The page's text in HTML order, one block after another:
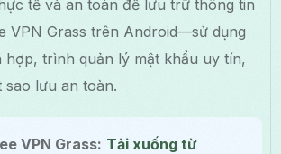
tế và an toàn để lưu trữ thông tin
VPN Grass trên Android—sử dụng
hợp, trình quản lý mật khẩu uy tín,
lưu an toàn.
VPN Grass: Tải xuống từ